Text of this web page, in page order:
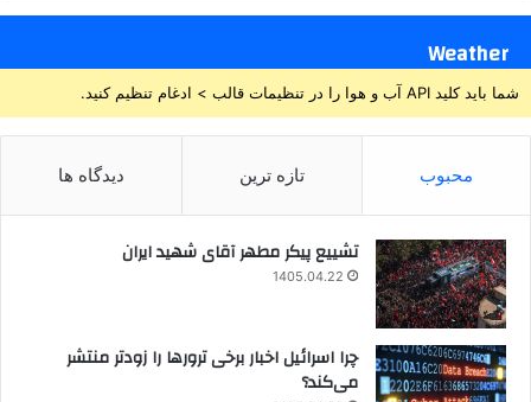
Weather
شما باید کلید API آب و هوا را در تنظیمات قالب > ادغام تنظیم کنید.
محبوب تازه ترین دیدگاه ها
تشییع پیکر مطهر آقای شهید ایران
1405.04.22
چرا اسرائیل اخبار برخی ترورها را زودتر منتشر
می‌کند؟